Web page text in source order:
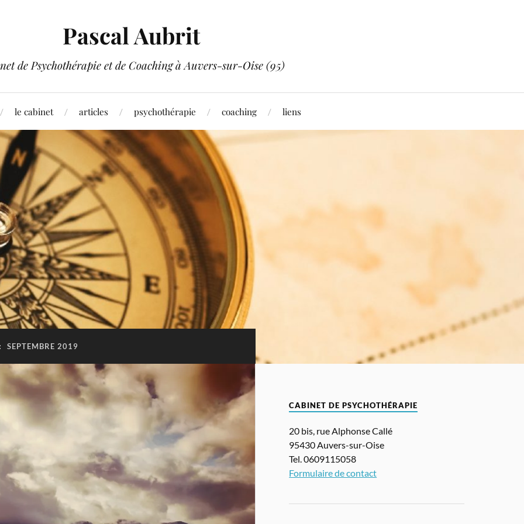
Pascal Aubrit
de Psychothérapie et de Coaching à Auvers-sur-Oise (95)
le cabinet articles psychothérapie coaching liens
SEPTEMBRE 2019
CABINET DE PSYCHOTHÉRAPIE
20 bis, rue Alphonse Callé
95430 Auvers-sur-Oise
Tel. 0609115058
Formulaire de contact